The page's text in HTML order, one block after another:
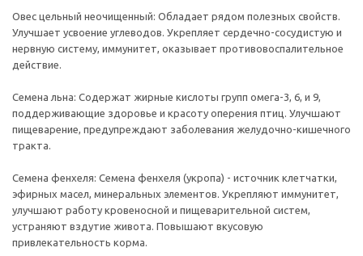
Овес цельный неочищенный: Обладает рядом полезных свойств.
Улучшает усвоение углеводов. Укрепляет сердечно-сосудистую и
нервную систему, иммунитет, оказывает противовоспалительное
действие.
Семена льна: Содержат жирные кислоты групп омега-3, 6, и 9,
поддерживающие здоровье и красоту оперения птиц. Улучшают
пищеварение, предупреждают заболевания желудочно-кишечного
тракта.
Семена фенхеля: Семена фенхеля (укропа) - источник клетчатки,
эфирных масел, минеральных элементов. Укрепляют иммунитет,
улучшают работу кровеносной и пищеварительной систем,
устраняют вздутие живота. Повышают вкусовую
привлекательность корма.